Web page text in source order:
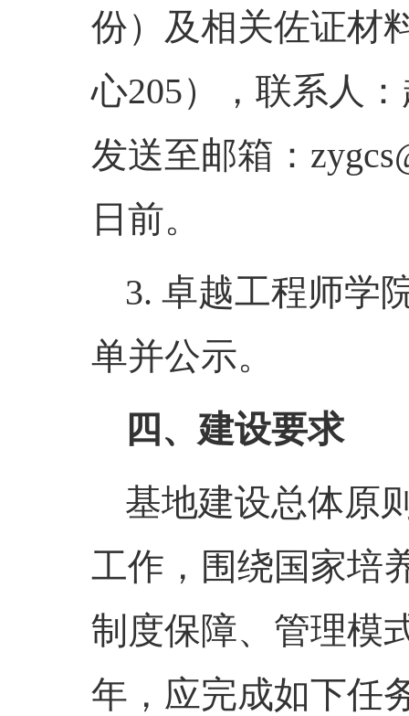
份）及相关佐证材
心205），联系人
发送至邮箱：
日前。
3. 卓越工程师学
单并公示。
四 、建设要求
基地建设总体原
工作，围绕国家培
制度保障、管理模
年，应完成如下任